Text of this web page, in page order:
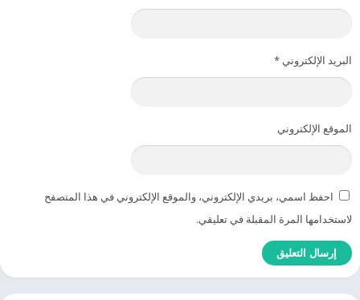
البريد الإلكتروني *
الموقع الإلكتروني
احفظ اسمي، بريدي الإلكتروني، والموقع الإلكتروني في هذا المتصفح
لاستخدامها المرة المقبلة في تعليقي.